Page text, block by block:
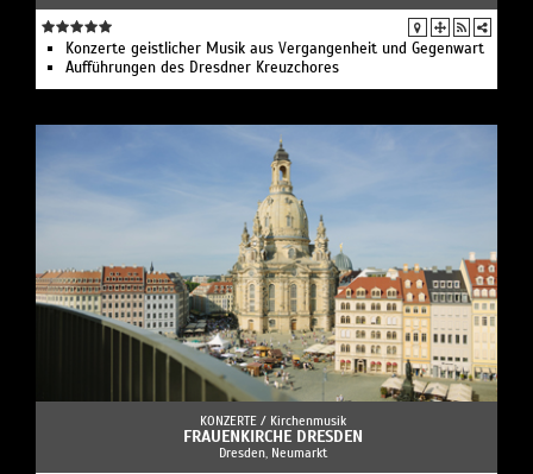
Konzerte geistlicher Musik aus Vergangenheit und Gegenwart
Aufführungen des Dresdner Kreuzchores
KONZERTE / Kirchenmusik
FRAUENKIRCHE DRESDEN
Dresden, Neumarkt